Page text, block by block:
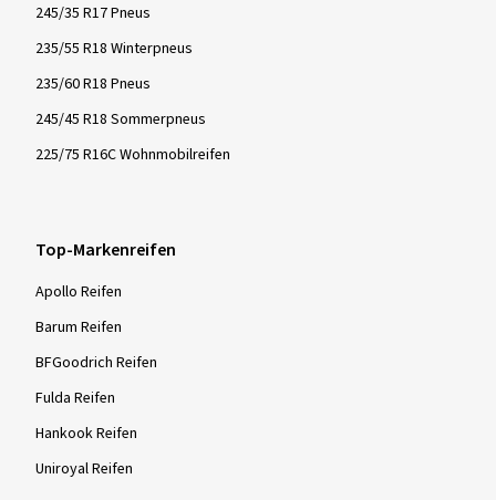
245/35 R17 Pneus
235/55 R18 Winterpneus
235/60 R18 Pneus
245/45 R18 Sommerpneus
225/75 R16C Wohnmobilreifen
Top-Markenreifen
Apollo Reifen
Barum Reifen
BFGoodrich Reifen
Fulda Reifen
Hankook Reifen
Uniroyal Reifen